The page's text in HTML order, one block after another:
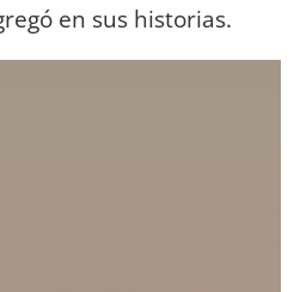
en sus historias.